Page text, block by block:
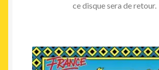
ce disque sera de retour.